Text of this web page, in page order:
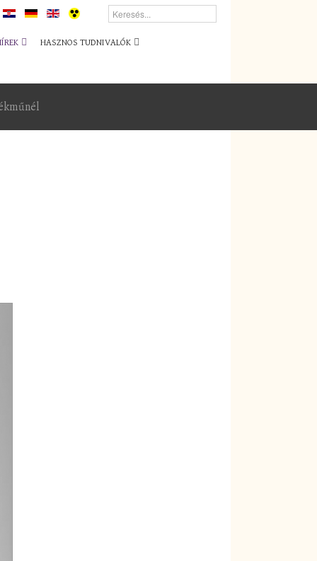
HASZNOS TUDNIVALÓK